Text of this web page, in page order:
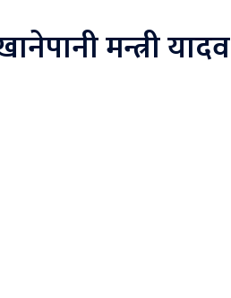
मन्त्री यादव